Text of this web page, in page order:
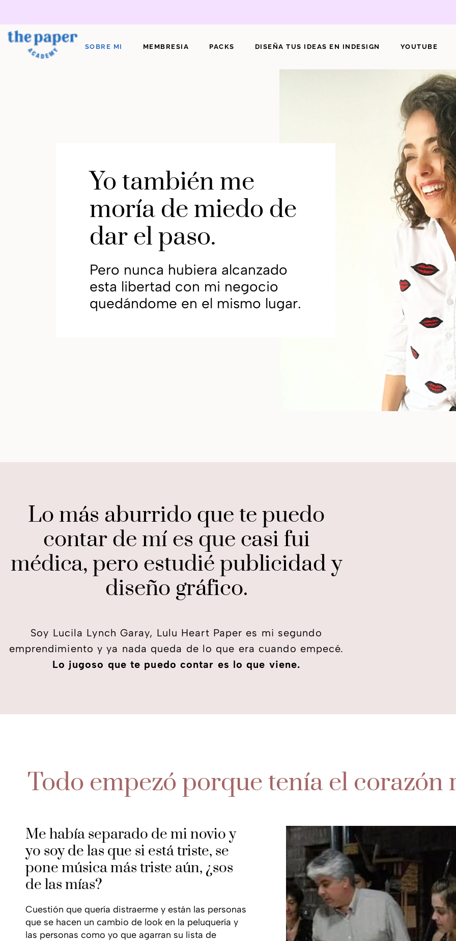
contenido
SOBRE MI MEMBRESIA PACKS DISEÑA TUS IDEAS EN INDESIGN YOUTUBE
Yo también me
moría de miedo de
dar el paso.
Pero nunca hubiera alcanzado
esta libertad con mi negocio
quedándome en el mismo lugar.
Lo más aburrido que te puedo
contar de mí es que casi fui
médica, pero estudié publicidad y
diseño gráfico.
Soy Lucila Lynch Garay, Lulu Heart Paper es mi segundo
emprendimiento y ya nada queda de lo que era cuando empecé.
Lo jugoso que te puedo contar es lo que viene.
Todo empezó porque tenía el corazón
Me había separado de mi novio y
yo soy de las que si está triste, se
pone música más triste aún, ¿sos
de las mías?
Cuestión que quería distraerme y están las personas
que se hacen un cambio de look en la peluquería y
las personas como yo que agarran su lista de